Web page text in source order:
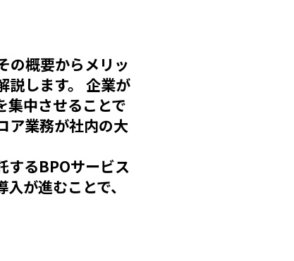
の概要からメリッ
説します。 企業が
集中させることで
ア業務が社内の大
するBPOサービス
が進むことで、